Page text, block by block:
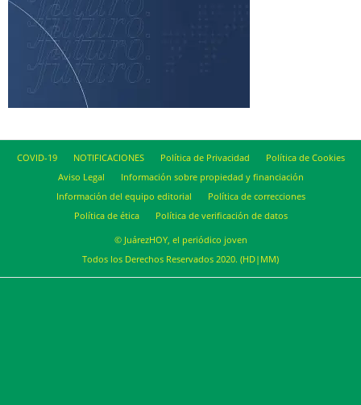
COVID-19 NOTIFICACIONES Política de Privacidad
Política de Cookies
Aviso Legal
Información sobre propiedad y financiación
Información del equipo editorial
Política de correcciones
Política de ética
Política de verificación de datos
© JuárezHOY, el periódico joven
Todos los Derechos Reservados 2020. (HD|MM)